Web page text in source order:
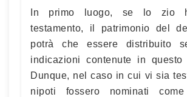
In primo luogo, se lo zio
testamento, il patrimonio del
potrà che essere distribuito
indicazioni contenute in questo
Dunque, nel caso in cui vi sia
nipoti fossero nominati